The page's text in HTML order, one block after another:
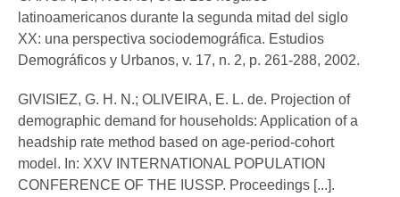
latinoamericanos durante la segunda mitad del siglo
XX: una perspectiva sociodemográfica. Estudios
Demográficos y Urbanos, v. 17, n. 2, p. 261-288, 2002.
GIVISIEZ, G. H. N.; OLIVEIRA, E. L. de. Projection of
demographic demand for households: Application of a
headship rate method based on age-period-cohort
model. In: XXV INTERNATIONAL POPULATION
CONFERENCE OF THE IUSSP. Proceedings [...].